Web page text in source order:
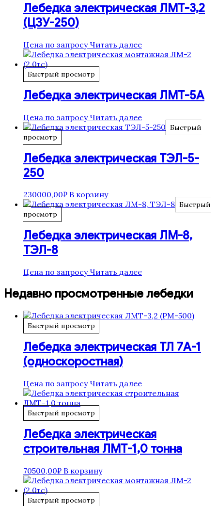
Лебедка электрическая ЛМТ-3,2
(ЦЗУ-250)
Цена по запросу Читать далее
Быстрый просмотр
Лебедка электрическая ЛМТ-5А
Цена по запросу Читать далее
Быстрый
просмотр
Лебедка электрическая ТЭЛ-5-
250
230000,00₽ В корзину
Быстрый
просмотр
Лебедка электрическая ЛМ-8,
ТЭЛ-8
Цена по запросу Читать далее
Недавно просмотренные лебедки
Быстрый просмотр
Лебедка электрическая ТЛ 7А-1
(односкоростная)
Цена по запросу Читать далее
Быстрый просмотр
Лебедка электрическая
строительная ЛМТ-1,0 тонна
70500,00₽ В корзину
Быстрый просмотр